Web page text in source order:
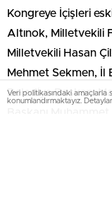
Kongreye İçişleri
Altınok, Milletvekili
Milletvekili Hasan
Mehmet Sekmen, İl
Belediye Başkanı
Veri politikasındaki amaçlarla
konumlandırmaktayız.